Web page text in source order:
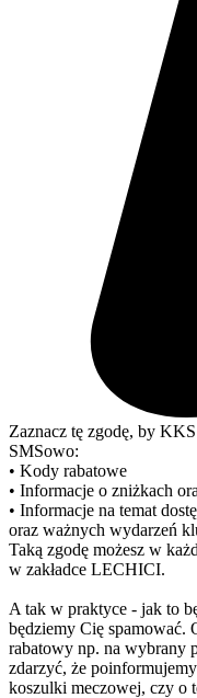
Zaznacz tę zgodę, by
SMSowo:
• Kody rabatowe
• Informacje o zniżkach
• Informacje na temat
oraz ważnych wydarzeń
Taką zgodę możesz w
w zakładce LECHICI.
A tak w praktyce - jak to
będziemy Cię spamować.
rabatowy np. na wybrany
zdarzyć, że
koszulki meczowej, czy o